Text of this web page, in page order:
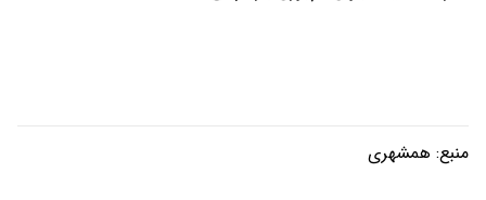
منبع: همشهری